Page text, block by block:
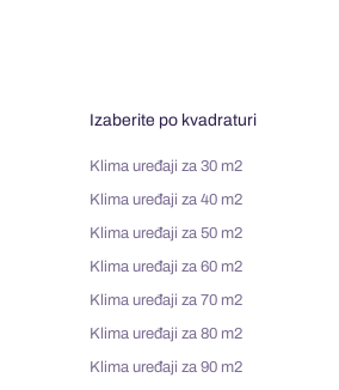
Izaberite po kvadraturi
Klima uređaji za 30 m2
Klima uređaji za 40 m2
Klima uređaji za 50 m2
Klima uređaji za 60 m2
Klima uređaji za 70 m2
Klima uređaji za 80 m2
Klima uređaji za 90 m2